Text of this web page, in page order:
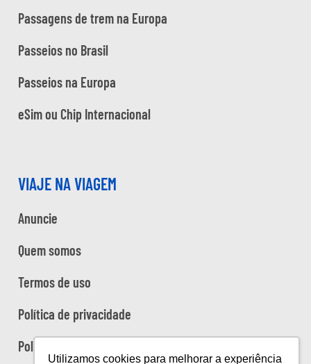
Utilizamos cookies para melhorar a experiência
Passagens de trem na Europa
Passeios no Brasil
Passeios na Europa
eSim ou Chip Internacional
VIAJE NA VIAGEM
Anuncie
Quem somos
Termos de uso
Política de privacidade
Política de cookies